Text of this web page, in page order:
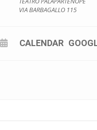
VIA BARBAGALLO 115
CALENDAR